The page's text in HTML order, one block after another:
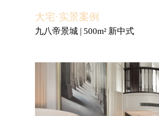
大宅·实景案例
九八帝景城 | 500m² 新中式